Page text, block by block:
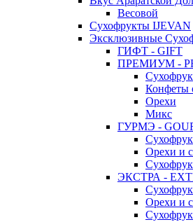
Весовой
Сухофрукты IJEVAN
Эксклюзивные
ГИФТ - GIFT
ПРЕМИУМ -
Конфеты
Орехи
Микс
ГУРМЭ -
Орехи и
ЭКСТРА -
Орехи и